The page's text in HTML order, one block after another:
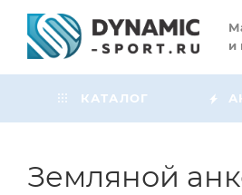
и
КАТАЛОГ
Земляной